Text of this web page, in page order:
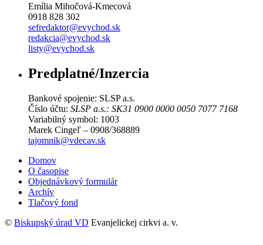
Emília Mihočová-Kmecová
0918 828 302
sefredaktor@evychod.sk
redakcia@evychod.sk
listy@evychod.sk
Predplatné/Inzercia
Bankové spojenie: SLSP a.s.
Číslo účtu: SLSP a.s.: SK31 0900 0000 0050 7077 7168
Variabilný symbol: 1003
Marek Cingeľ – 0908/368889
tajomnik@vdecav.sk
Domov
O časopise
Objednávkový formulár
Archív
Tlačový fond
© Biskupský úrad VD Evanjelickej cirkvi a. v.